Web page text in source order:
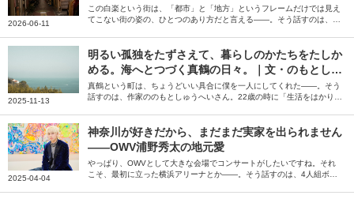
2026-06-11
池真幸
この白楽という街は、「都市」と「地方」というフレームだけでは見え
てこない街の姿の、ひとつのあり方だと言える――。そう話すのは、編
2025-11-13
明るい孤独をたずさえて、暮らしのかたちをたしか
める。海へとつづく真鶴の日々。｜文・のもとしゅ
うへい（作家）
真鶴という町は、ちょうどいい具合に僕を一人にしてくれた――。そう
話すのは、作家ののもとしゅうへいさん。22歳の時に「生活をはかりな
2025-04-04
神奈川が好きだから、まだまだ実家を出られません
――OWV浦野秀太の地元愛
やっぱり、OWVとして大きな会場でコンサートがしたいですね。それ
こそ、最初に立った横浜アリーナとか――。そう話すのは、4人組ボー